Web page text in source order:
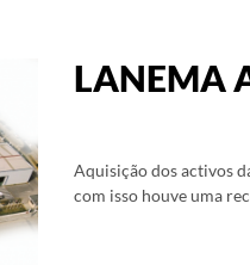
LANEMA
Aquisição dos activos
com isso houve uma